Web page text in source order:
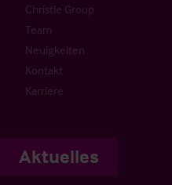
Christie Group
Team
Neuigkeiten
Kontakt
Karriere
Aktuelles